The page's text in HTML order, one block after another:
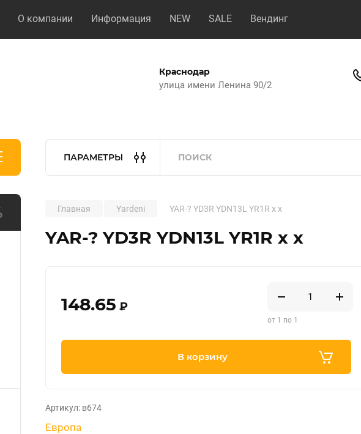
О компании Информация NEW SALE Вендинг
Краснодар
улица имени Ленина 90/2
ПАРАМЕТРЫ
Главная Yardeni YAR-? YD3R YDN13L YR1R x x
YAR-? YD3R YDN13L YR1R x x
148.65 ₽
от 1 по 1
В корзину
Артикул: в674
Европа